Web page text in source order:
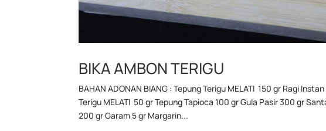
BIKA AMBON TERIGU
BAHAN ADONAN BIANG : Tepung Terigu MELATI 150 gr Ragi
Terigu MELATI 50 gr Tepung Tapioca 100 gr Gula Pasir 300 gr
200 gr Garam 5 gr Margarin...